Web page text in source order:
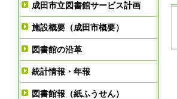
成田市立図書館サービス計画
施設概要（成田市概要）
図書館の沿革
統計情報・年報
図書館報（紙ふうせん）